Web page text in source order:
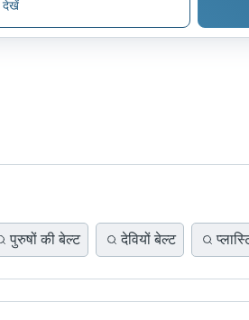
देखें
पुरुषों की बेल्ट देवियों बेल्ट